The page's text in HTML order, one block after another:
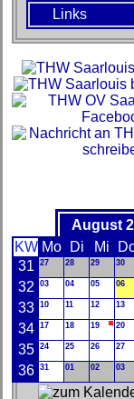
Links
August
KW Mo Di Mi
31
27 28 29 30
32 03 04 05 06
33 10 11 12 13
34 17 18 19 20
35 24 25 26 27
36 31 01 02 03